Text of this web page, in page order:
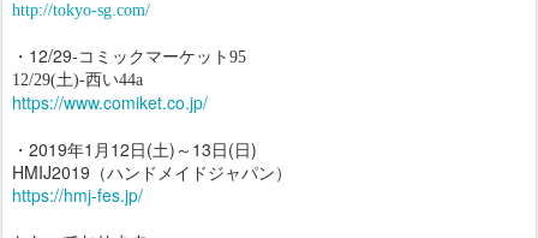
http://tokyo-sg.com/
・12/29- コミックマーケット95
12/29(土)-西い44a
https://www.comiket.co.jp/
・2019年1月12日(土)～13日(日)
HMIJ2019（ハンドメイドジャパン）
https://hmj-fes.jp/